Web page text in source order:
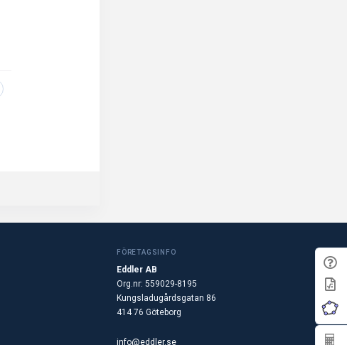
FÖRETAGSINFO
Eddler AB
Org.nr: 559029-8195
Kungsladugårdsgatan 86
414 76 Göteborg
info@eddler.se